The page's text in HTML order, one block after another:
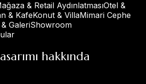
& Retail AydınlatmasıOtel &
& KafeKonut & VillaMimari Cephe
GaleriShowroom
hakkında